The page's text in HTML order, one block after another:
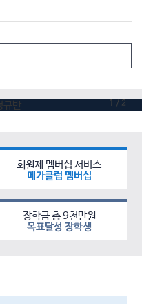
1 / 2
회원제 멤버십 서비스
메가클럽 멤버십
장학금 총 9천만원
목표달성 장학생